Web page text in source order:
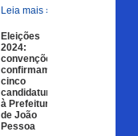
Leia mais »
Eleições
2024:
convenções
confirmam
cinco
candidaturas
à Prefeitura
de João
Pessoa